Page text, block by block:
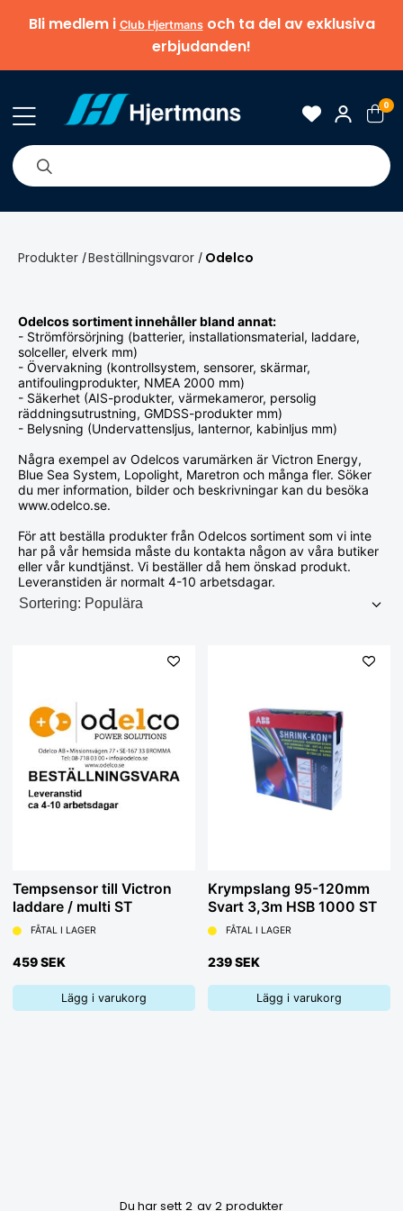
Bli medlem i Club Hjertmansoch ta del av exklusiva
erbjudanden!
0
Nyheter Om oss Varumärken Tips & guider
Produkter /Beställningsvaror / Odelco
Odelcos sortiment innehåller bland annat:
- Strömförsörjning (batterier, installationsmaterial, laddare,
solceller, elverk mm)
- Övervakning (kontrollsystem, sensorer, skärmar,
antifoulingprodukter, NMEA 2000 mm)
- Säkerhet (AIS-produkter, värmekameror, persolig
räddningsutrustning, GMDSS-produkter mm)
- Belysning (Undervattensljus, lanternor, kabinljus mm)
Några exempel av Odelcos varumärken är Victron Energy,
Blue Sea System, Lopolight, Maretron och många fler. Söker
du mer information, bilder och beskrivningar kan du besöka
www.odelco.se.
För att beställa produkter från Odelcos sortiment som vi inte
har på vår hemsida måste du kontakta någon av våra butiker
eller vår kundtjänst. Vi beställer då hem önskad produkt.
Leveranstiden är normalt 4-10 arbetsdagar.
Tempsensor till Victron
laddare / multi ST
FÅTAL I LAGER
459 SEK
Lägg i varukorg
Krympslang 95-120mm
Svart 3,3m HSB 1000 ST
FÅTAL I LAGER
239 SEK
Lägg i varukorg
Du har sett 2 av 2 produkter